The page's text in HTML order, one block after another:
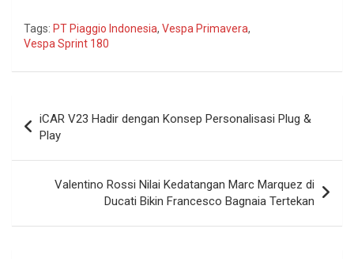
Tags: PT Piaggio Indonesia, Vespa Primavera,
Vespa Sprint 180
pos
iCAR V23 Hadir dengan Konsep Personalisasi Plug &
Play
Valentino Rossi Nilai Kedatangan Marc Marquez di
Ducati Bikin Francesco Bagnaia Tertekan